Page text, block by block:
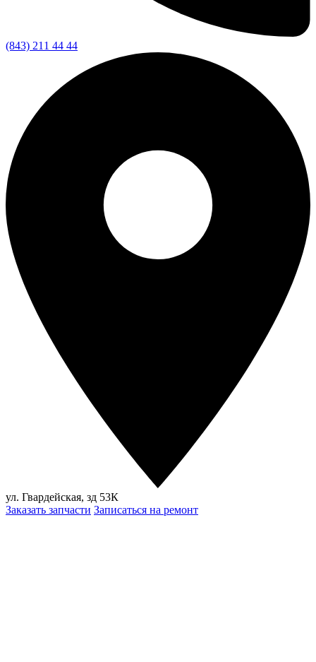
(843) 211 44 44
ул. Гвардейская, зд 53К
Заказать запчасти Записаться на ремонт